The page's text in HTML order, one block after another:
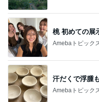
桃 初めての展
Amebaトピック
汗だくで浮腫
Amebaトピック